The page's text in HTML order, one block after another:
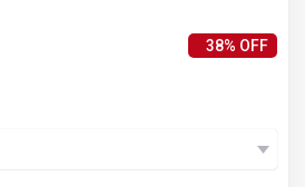
38% OFF